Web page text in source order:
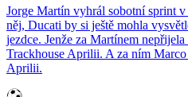
Jorge Martín vyhrál sobotní sprint
něj, Ducati by si ještě mohla
jezdce. Jenže za Martínem
Trackhouse Aprilii. A za ním
Aprilii.